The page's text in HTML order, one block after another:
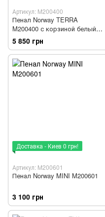
Артикул: M200400
Пенал Norway TERRA
M200400 с корзиной белый
правосторонний
5 850 грн
Доставка - Киев 0 грн!
Артикул: M200601
Пенал Norway MINI M200601
3 100 грн